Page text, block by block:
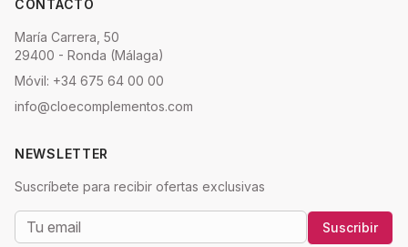
CONTACTO
María Carrera, 50
29400 - Ronda (Málaga)
Móvil: +34 675 64 00 00
info@cloecomplementos.com
NEWSLETTER
Suscríbete para recibir ofertas exclusivas
Suscribir